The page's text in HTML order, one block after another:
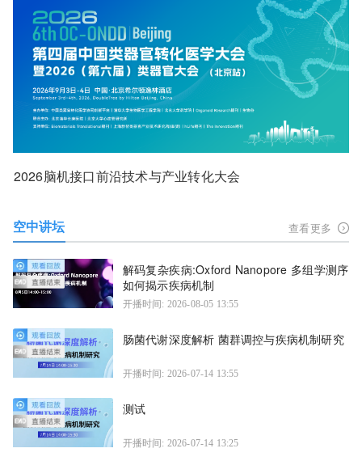
2026脑机接口前沿技术与产业转化大会
空中讲坛 查看更多
解码复杂疾病:Oxford Nanopore 多组学测序
如何揭示疾病机制
开播时间: 2026-08-05 13:55
肠菌代谢深度解析 菌群调控与疾病机制研究
开播时间: 2026-07-14 13:55
测试
开播时间: 2026-07-14 13:25